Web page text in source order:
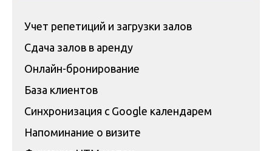
Учет репетиций и загрузки залов
Сдача залов в аренду
Онлайн-бронирование
База клиентов
Синхронизация с Google календарем
Напоминание о визите